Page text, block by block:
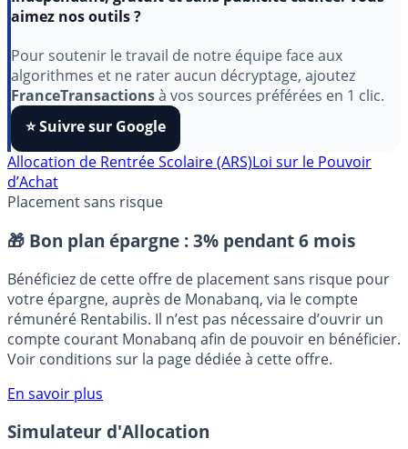
aimez nos outils ?
Pour soutenir le travail de notre équipe face aux
algorithmes et ne rater aucun décryptage, ajoutez
FranceTransactionsà vos sources préférées en 1 clic.
⭐️ Suivre sur Google
Allocation de Rentrée Scolaire (ARS)
Placement sans risque
🎁 Bon plan épargne : 3% pendant 6 mois
Bénéficiez de cette offre de placement sans risque pour
votre épargne, auprès de Monabanq, via le compte
rémunéré Rentabilis. Il n’est pas nécessaire d’ouvrir un
Voir conditions sur la page dédiée à cette offre.
En savoir plus